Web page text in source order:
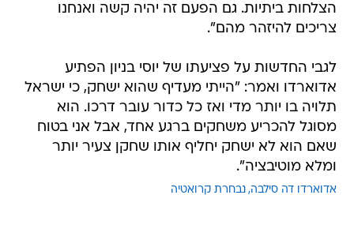
הצלחות ביתיות. גם הפעם זה יהיה קשה ואנחנו
צריכים להיזהר מהם".
לגבי החדשות על פציעתו של יוסי בניון הפתיע
אדוארדו ואמר: "הייתי מעדיף שהוא ישחק, כי ישראל
תלויה בו יותר מדי ואז כל כדור עובר דרכו. הוא
מסוגל להכריע משחקים ברגע אחד, אבל אני בטוח
שאם הוא לא ישחק יחליף אותו שחקן צעיר יותר
ומלא מוטיבציה".
אדוארדו דה סילבה נבחרת קרואטיה